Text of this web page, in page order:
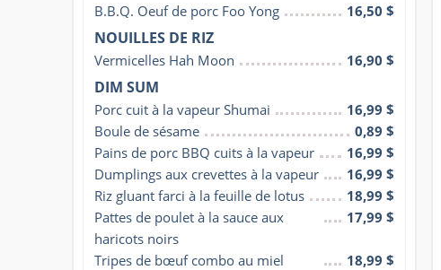
B.B.Q. Oeuf de porc Foo Yong 16,50 $
NOUILLES DE RIZ
Vermicelles Hah Moon 16,90 $
DIM SUM
Porc cuit à la vapeur Shumai
16,99 $
Boule de sésame
0,89 $
Pains de porc BBQ cuits à la vapeur
16,99 $
Dumplings aux crevettes à la vapeur
16,99 $
Riz gluant farci à la feuille de lotus
18,99 $
Pattes de poulet à la sauce aux
haricots noirs
17,99 $
Tripes de bœuf combo au miel
18,99 $